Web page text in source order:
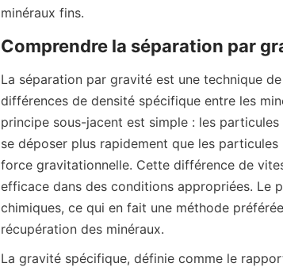
minéraux fins.
La séparation par gravité est une technique
différences de densité spécifique entre les
principe sous-jacent est simple : les
se déposer plus rapidement que les
force gravitationnelle. Cette différence de
efficace dans des conditions appropriées. Le
chimiques, ce qui en fait une méthode
récupération des minéraux.
La gravité spécifique, définie comme le